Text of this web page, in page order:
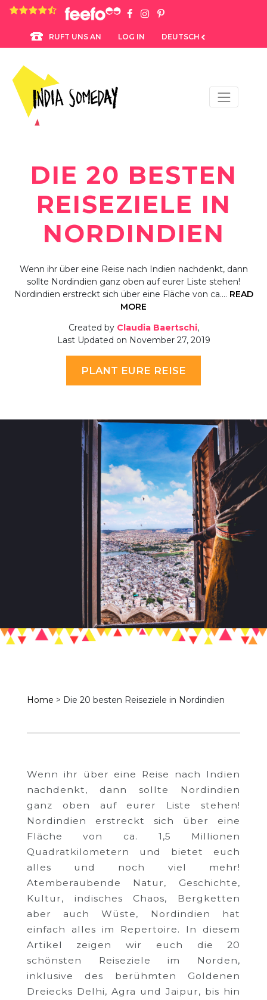
4.8 rating based on 1,234 ratings
RUFT UNS AN LOG IN DEUTSCH
DIE 20 BESTEN
REISEZIELE IN
NORDINDIEN
Wenn ihr über eine Reise nach Indien nachdenkt, dann
sollte Nordindien ganz oben auf eurer Liste stehen!
Nordindien erstreckt sich über eine Fläche von ca.… READ
MORE
Created by Claudia Baertschi,
Last Updated on November 27, 2019
PLANT EURE REISE
Home > Die 20 besten Reiseziele in Nordindien
Wenn ihr über eine Reise nach Indien
nachdenkt, dann sollte Nordindien
ganz oben auf eurer Liste stehen!
Nordindien erstreckt sich über eine
Fläche von ca. 1,5 Millionen
Quadratkilometern und bietet euch
alles und noch viel mehr!
Atemberaubende Natur, Geschichte,
Kultur, indisches Chaos, Bergketten
aber auch Wüste, Nordindien hat
einfach alles im Repertoire. In diesem
Artikel zeigen wir euch die 20
schönsten Reiseziele im Norden,
inklusive des berühmten Goldenen
Dreiecks Delhi, Agra und Jaipur, bis hin